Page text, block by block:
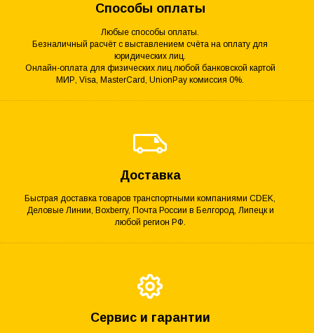
Способы оплаты
Любые способы оплаты.
Безналичный расчёт с выставлением счёта на оплату для
юридических лиц.
Онлайн-оплата для физических лиц любой банковской картой
МИР, Visa, MasterCard, UnionPay комиссия 0%.
Доставка
Быстрая доставка товаров транспортными компаниями CDEK,
Деловые Линии, Boxberry, Почта России в Белгород, Липецк и
любой регион РФ.
Сервис и гарантии